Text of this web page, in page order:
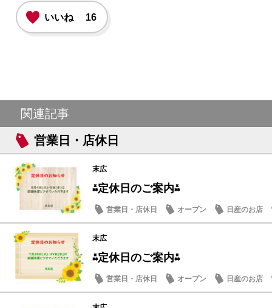
いいね 16
関連記事
営業日・店休日
末広
⁂定休日のご案内⁂
営業日・店休日 オープン 日産のお店
末広
⁂定休日のご案内⁂
営業日・店休日 オープン 日産のお店